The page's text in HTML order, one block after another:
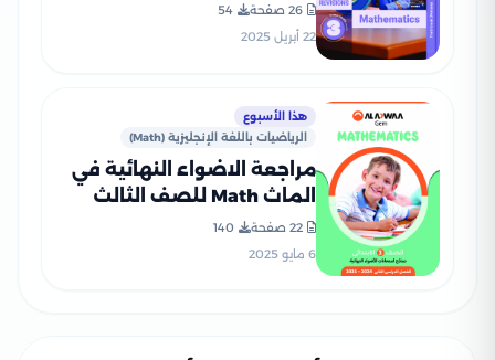
2025 بصيغة PDF
26 صفحة
54
22 أبريل 2025
هذا الأسبوع
الرياضيات باللغة الإنجليزية (Math)
مراجعة الاضواء النهائية في
الماث Math للصف الثالث
PDF بالاجابات
22 صفحة
140
6 مايو 2025